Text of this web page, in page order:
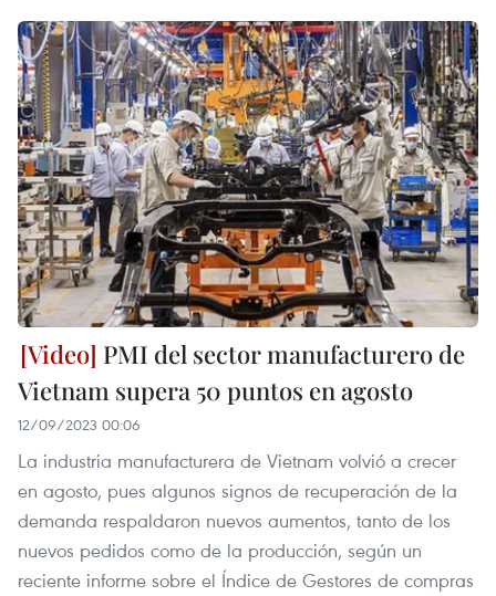
PMI del sector manufacturero de
Vietnam supera 50 puntos en agosto
12/09/2023 00:06
La industria manufacturera de Vietnam volvió a crecer
en agosto, pues algunos signos de recuperación de la
demanda respaldaron nuevos aumentos, tanto de los
nuevos pedidos como de la producción, según un
reciente informe sobre el Índice de Gestores de compras